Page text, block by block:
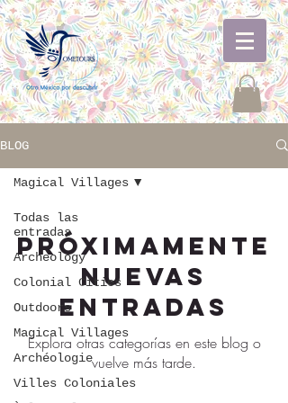
BLOG
Todas las
entradas
Archeology
Colonial Cities
Outdoors
Magical Villages
Archéologie
Villes Coloniales
Magical Villages
Próximamente
nuevas
entradas
Explora otras categorías en este blog o
vuelve más tarde.